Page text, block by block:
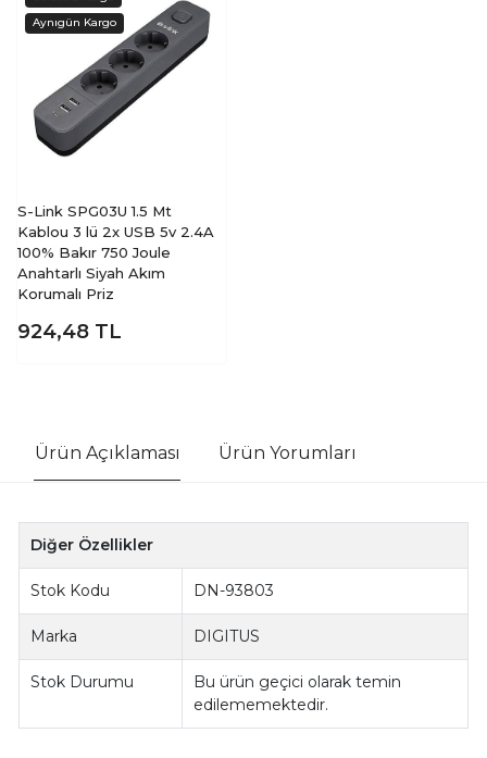
S-Link SPG03U 1.5 Mt
Kablou 3 lü 2x USB 5v 2.4A
100% Bakır 750 Joule
Anahtarlı Siyah Akım
Korumalı Priz
924,48 TL
Ürün Açıklaması Ürün Yorumları
Diğer Özellikler
Stok Kodu DN-93803
Marka DIGITUS
Stok Durumu
Bu ürün geçici olarak temin
edilememektedir.